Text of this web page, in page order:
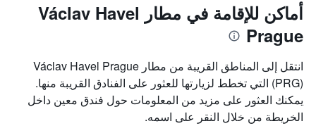
أماكن للإقامة في مطار Václav Havel
Prague
انتقل إلى المناطق القريبة من مطار Václav Havel Prague
(PRG) التي تخطط لزيارتها للعثور على الفنادق القريبة منها.
يمكنك العثور على مزيد من المعلومات حول فندق معين داخل
الخريطة من خلال النقر على اسمه.